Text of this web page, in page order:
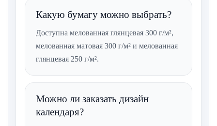
Какую бумагу можно выбрать?
Доступна мелованная глянцевая 300 г/м²,
мелованная матовая 300 г/м² и мелованная
глянцевая 250 г/м².
Можно ли заказать дизайн
календаря?